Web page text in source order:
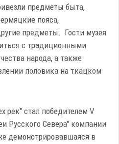
предметы быта,
пояса,
предметы. Гости музея
с традиционными
народа, а также
половика на ткацком
рек" стал победителем V
Русского Севера" компании
демонстрировавшаяся в